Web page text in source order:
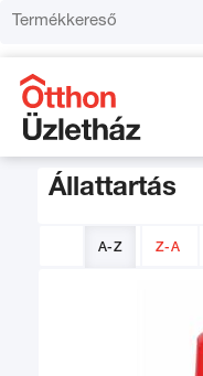
Állattartás
A-Z Z-A